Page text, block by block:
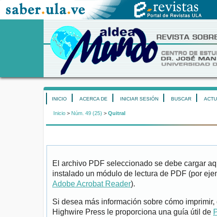
INICIO ACERCA DE INICIAR SESIÓN BUSCAR
Inicio > Núm. 49 (25) > Quitral
El archivo PDF seleccionado se debe cargar
instalado un módulo de lectura de PDF (por
Adobe Acrobat Reader).
Si desea más información sobre cómo
Highwire Press le proporciona una guía útil de